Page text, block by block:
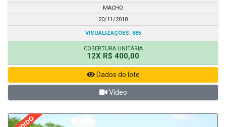
MACHO
20/11/2018
VISUALIZAÇÕES: 885
COBERTURA UNITÁRIA
12X R$ 400,00
Dados do lote
Vídeo